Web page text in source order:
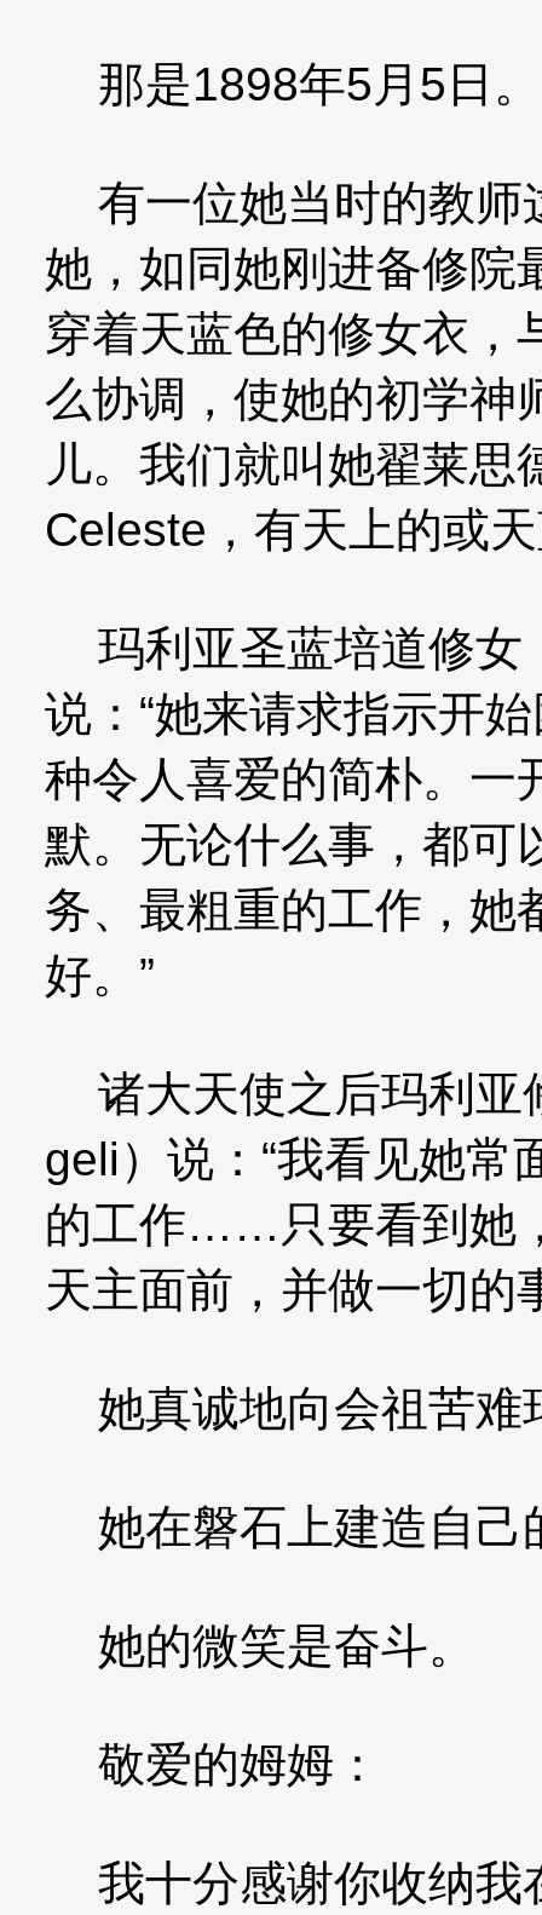
那是1898年5月5日
有一位她当时的教师
她，如同她刚进备修院
穿着天蓝色的修女衣，
么协调，使她的初学神
儿。我们就叫她翟莱思
Celeste，有天上的或
玛利亚圣蓝培道修女
说：“她来请求指示开
种令人喜爱的简朴。一
默。无论什么事，都可
务、最粗重的工作，她
好。”
诸大天使之后玛利亚
geli）说：“我看见她常
的工作……只要看到她
天主面前，并做一切的
她真诚地向会祖苦难
她在磐石上建造自己
她的微笑是奋斗。
敬爱的姆姆：
我十分感谢你收纳我